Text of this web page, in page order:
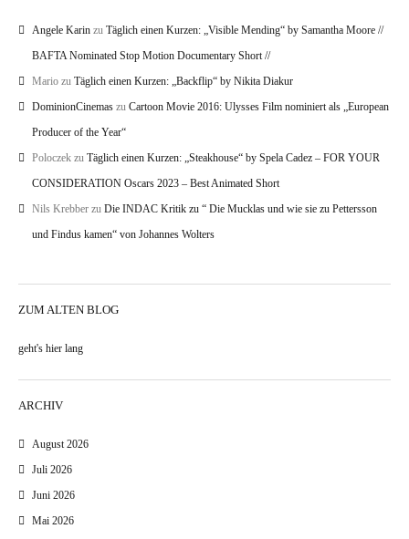
Angele Karin zu Täglich einen Kurzen: „Visible Mending“ by Samantha Moore //
BAFTA Nominated Stop Motion Documentary Short //
Mario zu Täglich einen Kurzen: „Backflip“ by Nikita Diakur
DominionCinemas zu Cartoon Movie 2016: Ulysses Film nominiert als „European
Producer of the Year“
Poloczek zu Täglich einen Kurzen: „Steakhouse“ by Spela Cadez – FOR YOUR
CONSIDERATION Oscars 2023 – Best Animated Short
Nils Krebber zu Die INDAC Kritik zu “ Die Mucklas und wie sie zu Pettersson
und Findus kamen“ von Johannes Wolters
ZUM ALTEN BLOG
geht's hier lang
ARCHIV
August 2026
Juli 2026
Juni 2026
Mai 2026